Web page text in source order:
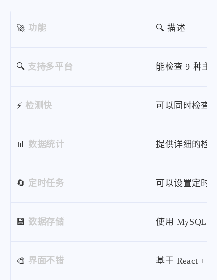
🚀 功能 🔍 描述
🔍 支持多平台 能检查 9 种主
⚡ 检测快 可以同时检查
📊 数据统计 提供详细的检
🔄 定时任务 可以设置定时
💾 数据存储 使用 MySQL
🎨 界面不错 基于 React +